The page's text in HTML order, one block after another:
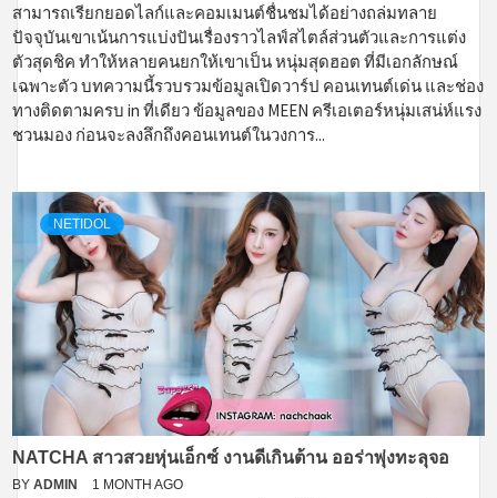
สามารถเรียกยอดไลก์และคอมเมนต์ชื่นชมได้อย่างถล่มทลาย
ปัจจุบันเขาเน้นการแบ่งปันเรื่องราวไลฟ์สไตล์ส่วนตัวและการแต่ง
ตัวสุดชิค ทำให้หลายคนยกให้เขาเป็น หนุ่มสุดฮอต ที่มีเอกลักษณ์
เฉพาะตัว บทความนี้รวบรวมข้อมูลเปิดวาร์ป คอนเทนต์เด่น และช่อง
ทางติดตามครบ in ที่เดียว ข้อมูลของ MEEN ครีเอเตอร์หนุ่มเสน่ห์แรง
ชวนมอง ก่อนจะลงลึกถึงคอนเทนต์ในวงการ...
NETIDOL
NATCHA สาวสวยหุ่นเอ็กซ์ งานดีเกินต้าน ออร่าพุ่งทะลุจอ
BY ADMIN 1 MONTH AGO